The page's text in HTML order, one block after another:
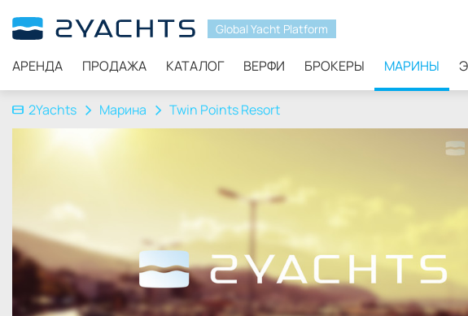
Global Yacht Platform
АРЕНДА ПРОДАЖА КАТАЛОГ ВЕРФИ БРОКЕРЫ МАРИНЫ
2Yachts Марина Twin Points Resort